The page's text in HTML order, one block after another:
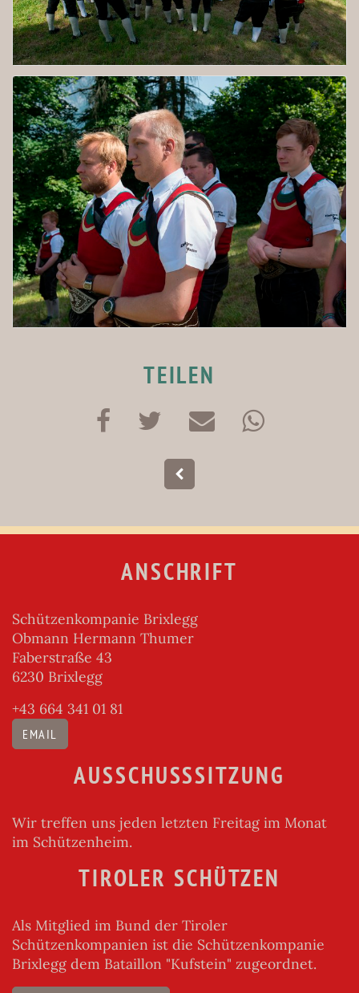
TEILEN
ANSCHRIFT
Schützenkompanie Brixlegg
Obmann Hermann Thumer
Faberstraße 43
6230 Brixlegg
+43 664 341 01 81
EMAIL
AUSSCHUSSSITZUNG
Wir treffen uns jeden letzten Freitag im Monat
im Schützenheim.
TIROLER SCHÜTZEN
Als Mitglied im Bund der Tiroler
Schützenkompanien ist die Schützenkompanie
Brixlegg dem Bataillon "Kufstein" zugeordnet.